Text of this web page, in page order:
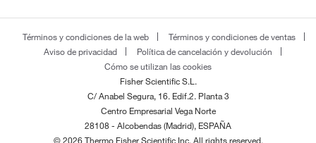
Términos y condiciones de la web
Términos y condiciones de ventas
Aviso de privacidad
Política de cancelación y devolución
Cómo se utilizan las cookies
Fisher Scientific S.L.
C/ Anabel Segura, 16. Edif.2. Planta 3
Centro Empresarial Vega Norte
28108 - Alcobendas (Madrid), ESPAÑA
© 2026 Thermo Fisher Scientific Inc. All rights reserved.